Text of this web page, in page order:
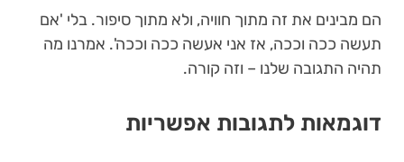
הם מבינים את זה מתוך חוויה, ולא מתוך סיפור. בלי 'אם
תעשה ככה וככה, אז אני אעשה ככה וככה'. אמרנו מה
תהיה התגובה שלנו – וזה קורה.
דוגמאות לתגובות אפשריות